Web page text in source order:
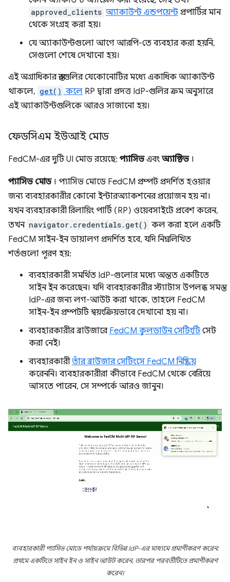
approved_clients অ্যাকাউন্ট এন্ডপয়েন্টপ্রপার্টির মান
থেকে সংগ্রহ করা হয়।
যে অ্যাকাউন্টগুলো আগে আরপি-তে ব্যবহার করা হয়নি,
সেগুলো শেষে দেখানো হয়।
এই অগ্রাধিকার স্তরগুলির যেকোনোটির মধ্যে একাধিক অ্যাকাউন্ট
থাকলে, get() কলে RP দ্বারা প্রদত্ত IdP-গুলির ক্রম অনুসারে
এই অ্যাকাউন্টগুলিকে আরও সাজানো হয়।
ফেডসিএম ইউআই মোড
FedCM-এর দুটি UI মোড রয়েছে: প্যাসিভএবং অ্যাক্টিভ।
প্যাসিভ মোড। প্যাসিভ মোডে FedCM প্রম্পট প্রদর্শিত হওয়ার
জন্য ব্যবহারকারীর কোনো ইন্টারঅ্যাকশনের প্রয়োজন হয় না।
যখন ব্যবহারকারী রিলায়িং পার্টি (RP) ওয়েবসাইটে প্রবেশ করেন,
তখন navigator.credentials.get() কল করা হলে একটি
FedCM সাইন-ইন ডায়ালগ প্রদর্শিত হবে, যদি নিম্নলিখিত
শর্তগুলো পূরণ হয়:
ব্যবহারকারী সমর্থিত IdP-গুলোর মধ্যে অন্তত একটিতে
সাইন ইন করেছেন। যদি ব্যবহারকারীর স্ট্যাটাস উপলব্ধ সমস্ত
IdP-এর জন্য লগ-আউট করা থাকে, তাহলে FedCM
সাইন-ইন প্রম্পটটি স্বয়ংক্রিয়ভাবে দেখানো হয় না।
ব্যবহারকারীর ব্রাউজারে FedCM কুলডাউন সেটিংটিসেট
করা নেই।
ব্যবহারকারীতাঁর ব্রাউজার সেটিংসে FedCM নিষ্ক্রিয়
করেননি। ব্যবহারকারীরা কীভাবে FedCM থেকে বেরিয়ে
আসতে পারেন, সে সম্পর্কে আরও জানুন।
ব্যবহারকারী প্যাসিভ মোডে পর্যায়ক্রমে বিভিন্ন IdP-এর মাধ্যমে প্রমাণীকরণ করেন:
প্রথমে একটিতে সাইন ইন ও সাইন আউট করেন, তারপর পরবর্তীটিতে প্রমাণীকরণ
করেন।